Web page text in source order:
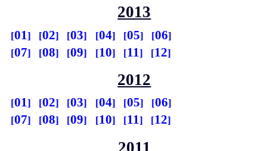
2013
01 02 03 04 05
06
07
08 09 10 11 12
2012
01 02 03 04 05
06
07
08 09 10 11 12
2011